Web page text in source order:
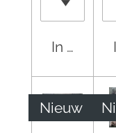
In
Nieuw